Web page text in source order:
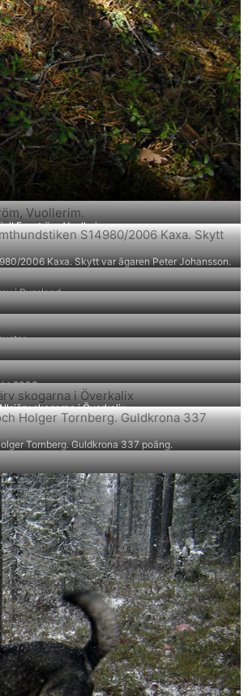
Engström, Vuollerim.
2006 Kaxa. Skytt var ägaren Peter Johansson.
i Ryssland
2006
skogarna i Överkalix
Tornberg. Guldkrona 337 poäng.